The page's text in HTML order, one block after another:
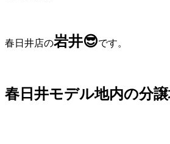
春日井店の岩井😎です。
春日井モデル地内の分